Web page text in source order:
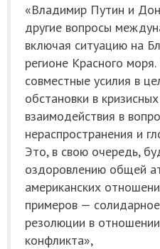
«Владимир Путин и
другие вопросы
включая ситуацию на
регионе Красного
совместные усилия в
обстановки в
взаимодействия в
нераспространения и
Это, в свою очередь,
оздоровлению общей
американских
примеров —
резолюции в отношении
конфликта»,